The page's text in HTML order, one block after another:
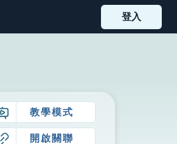
登入
教學模式
開啟關聯